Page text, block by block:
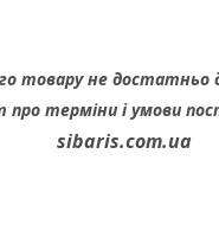
товару не
про терміни i умови
sibaris.com.ua